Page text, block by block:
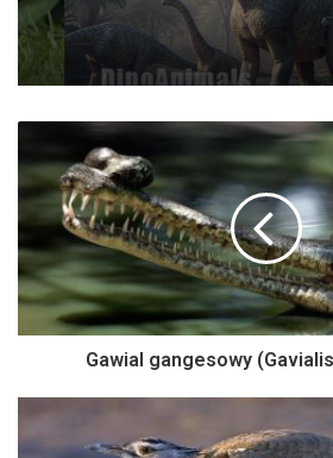
Gawial gangesowy